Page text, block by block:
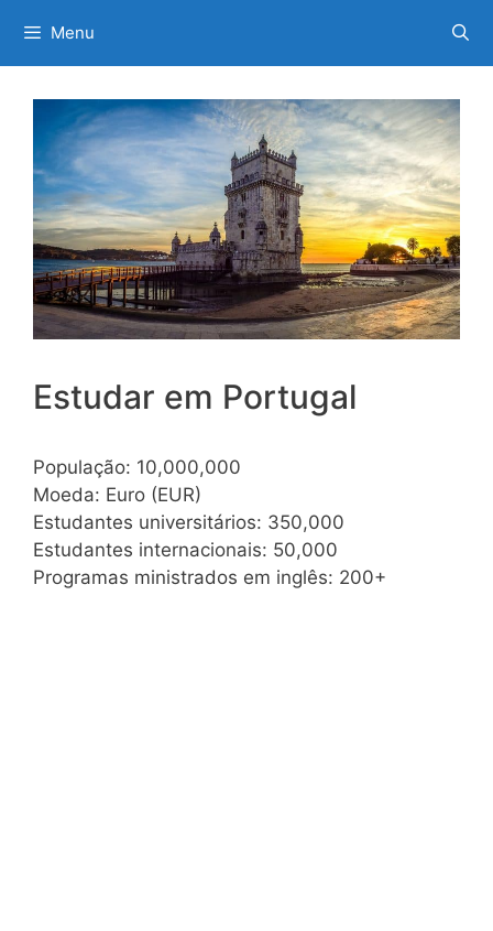
para
o
conteúdo
Menu
Estudar em Portugal
População: 10,000,000
Moeda: Euro (EUR)
Estudantes universitários: 350,000
Estudantes internacionais: 50,000
Programas ministrados em inglês: 200+